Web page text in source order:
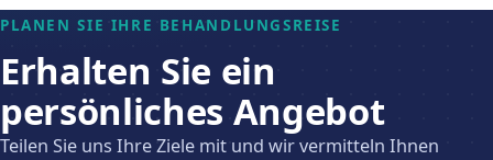
PLANEN SIE IHRE BEHANDLUNGSREISE
Erhalten Sie ein
persönliches Angebot
Teilen Sie uns Ihre Ziele mit und wir vermitteln Ihnen